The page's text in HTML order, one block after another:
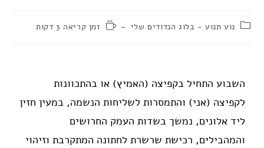
נוע תנוע - בלוג הנדודים שלי זמן קריאה 3 דקות
השבוע התחיל בקפיצה (האמיץ) או בהתכוונות
לקפיצה (אני) והתמסרות לשליחות הנשמה, במעין חזין
ליד אלונים, נמשך בשדות העמק החרושים
והמהבילים, רכישת שרשרת לחתונה המתקרבת וזיהוי